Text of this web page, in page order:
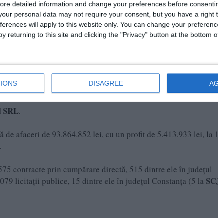
detailed information and change your preferences before
personal data may not require your consent, but you have a right
will apply to this website only. You can change your
returning to this site and clicking the "Privacy" button at the bottom
DISAGREE
Bălan Veaceslav .
SRL.
de afaceri de 93.864.852 lei, cu un profit de 5.413.933 lei, la
contracte prin cumpărare directă, 515 dintre ele în județul
licitații publice, 15 dintre ele în județul Constanța (5 la